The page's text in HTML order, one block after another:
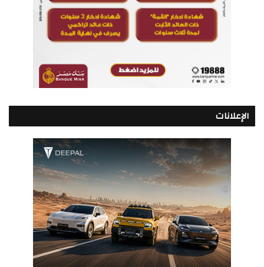
الإعلانات